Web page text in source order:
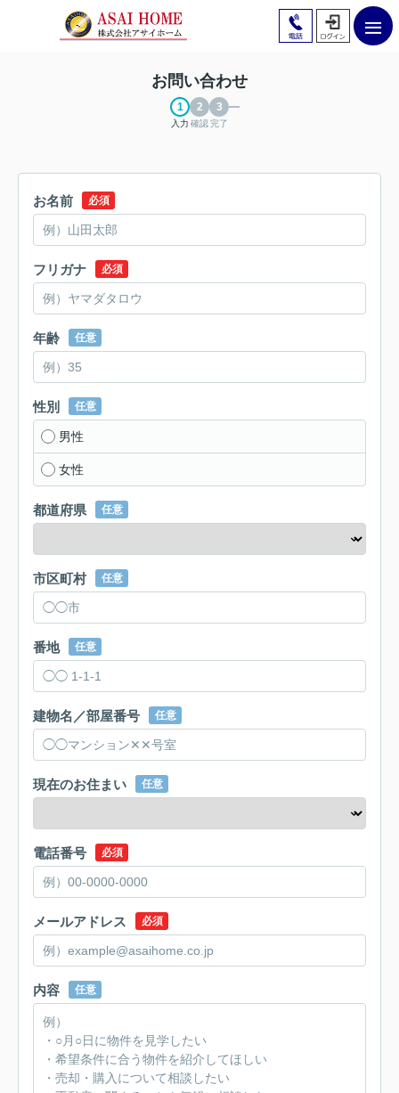
お問い合わせ
入力 確認完了
お名前 必須
フリガナ 必須
年齢 任意
性別 任意
男性
女性
都道府県 任意
市区町村 任意
番地 任意
建物名／部屋番号 任意
現在のお住まい 任意
電話番号 必須
メールアドレス 必須
内容 任意